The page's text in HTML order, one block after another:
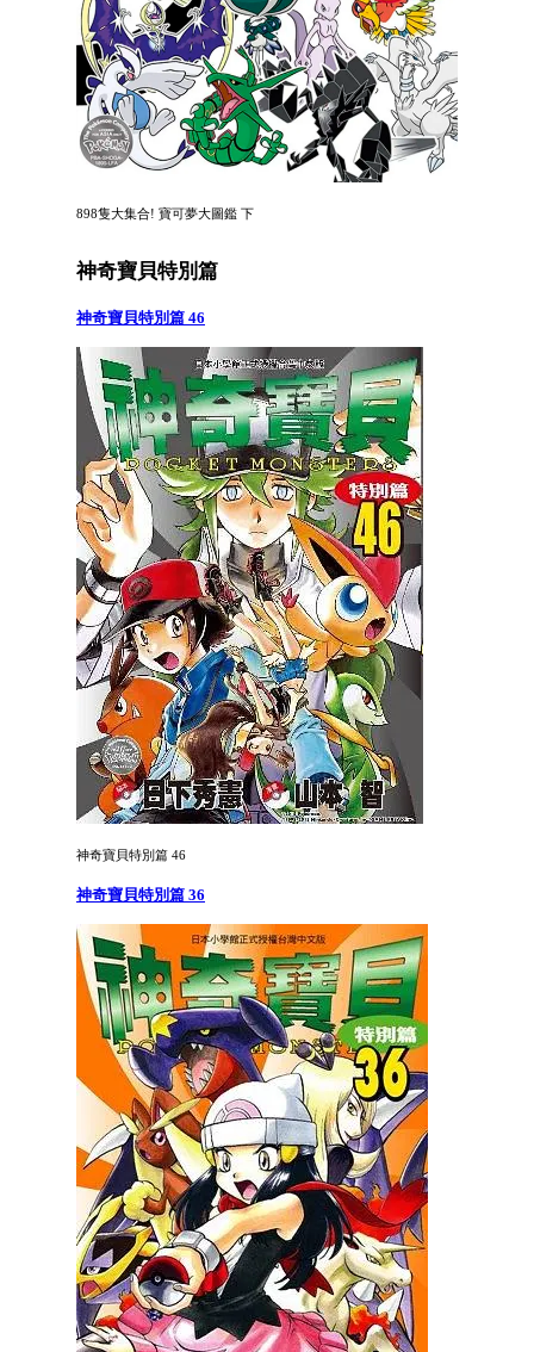
898隻大集合! 寶可夢大圖鑑 下
神奇寶貝特別篇
神奇寶貝特別篇 46
神奇寶貝特別篇 46
神奇寶貝特別篇 36